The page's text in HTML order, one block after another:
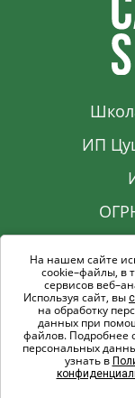
ИП
© 2017-
На нашем сайте
cookie–файлы, в
сервисов
Используя сайт, вы
на обработку
данных при
файлов. Подробнее
персональных
узнать в